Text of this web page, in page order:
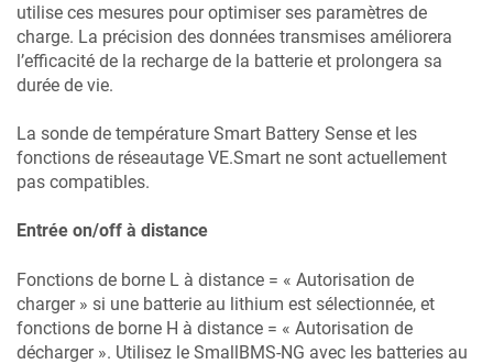
utilise ces mesures pour optimiser ses paramètres de
charge. La précision des données transmises améliorera
l’efficacité de la recharge de la batterie et prolongera sa
durée de vie.
La sonde de température Smart Battery Sense et les
fonctions de réseautage VE.Smart ne sont actuellement
pas compatibles.
Entrée on/off à distance
Fonctions de borne L à distance = « Autorisation de
charger » si une batterie au lithium est sélectionnée, et
fonctions de borne H à distance = « Autorisation de
décharger ». Utilisez le SmallBMS-NG avec les batteries au